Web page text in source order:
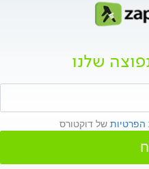
שלנו
הפרטיות של דוקטורס